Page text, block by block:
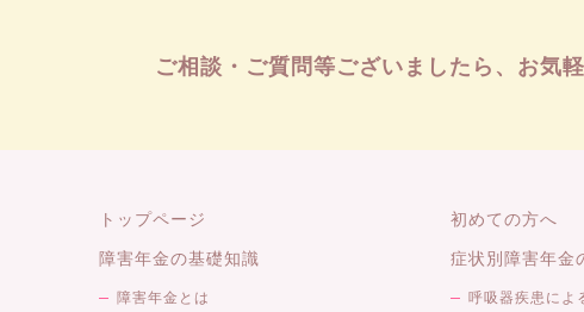
ご相談・ご質問等ございましたら、お気
トップページ
障害年金の基礎知識
障害年金とは
初めての方へ
症状別障害年金
呼吸器疾患によ